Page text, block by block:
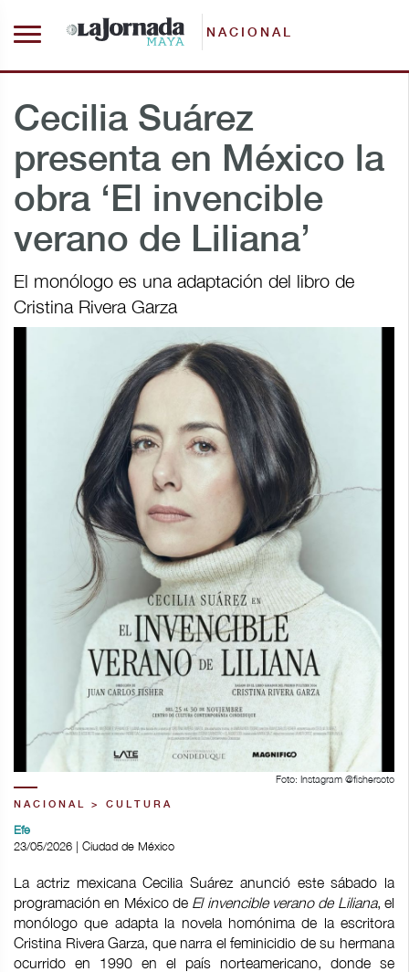
NACIONAL
Cecilia Suárez
presenta en México la
obra ‘El invencible
verano de Liliana’
El monólogo es una adaptación del libro de
Cristina Rivera Garza
Foto: Instagram @fishersoto
NACIONAL > CULTURA
Efe
23/05/2026 | Ciudad de México
La actriz mexicana Cecilia Suárez anunció este sábado la
programación en México de El invencible verano de Liliana, el
monólogo que adapta la novela homónima de la escritora
Cristina Rivera Garza, que narra el feminicidio de su hermana
ocurrido en 1990 en el país norteamericano, donde se